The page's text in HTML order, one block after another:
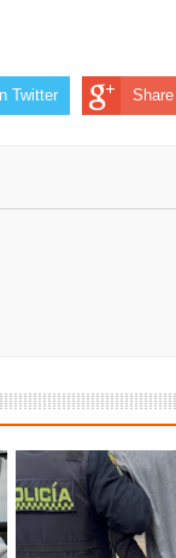
Twitter